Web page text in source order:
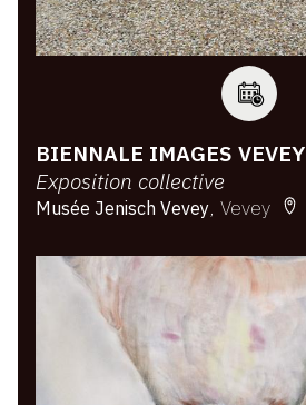
BIENNALE IMAGES VEVEY
Exposition collective
Musée Jenisch Vevey Vevey